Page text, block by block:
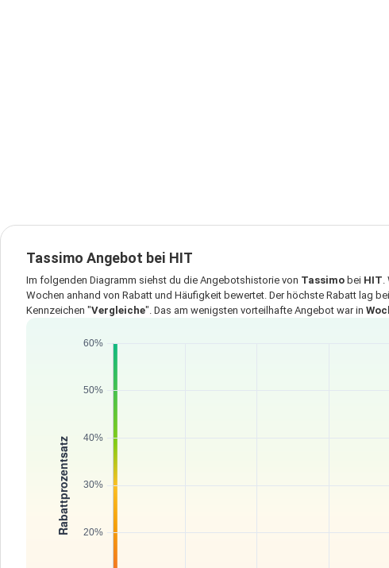
Tassimo Angebot bei HIT
Im folgenden Diagramm siehst du die Angebotshistorie von Tassimo bei HIT.
Wochen anhand von Rabatt und Häufigkeit bewertet. Der höchste Rabatt lag bei
Kennzeichen "Vergleiche". Das am wenigsten vorteilhafte Angebot war in